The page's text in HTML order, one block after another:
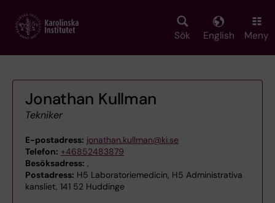
main
Sök English Meny
Jonathan Kullman
Tekniker
E-postadress: jonathan.kullman@ki.se
Telefon: +46852483879
Besöksadress: ,
Postadress: H5 Laboratoriemedicin, H5 Administrativa
kansliet, 141 52 Huddinge